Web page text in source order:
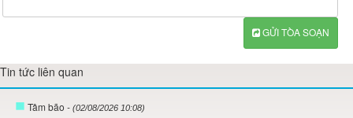
GỬI TÒA SOẠN
Tin tức liên quan
Tâm bão - (02/08/2026 10:08)